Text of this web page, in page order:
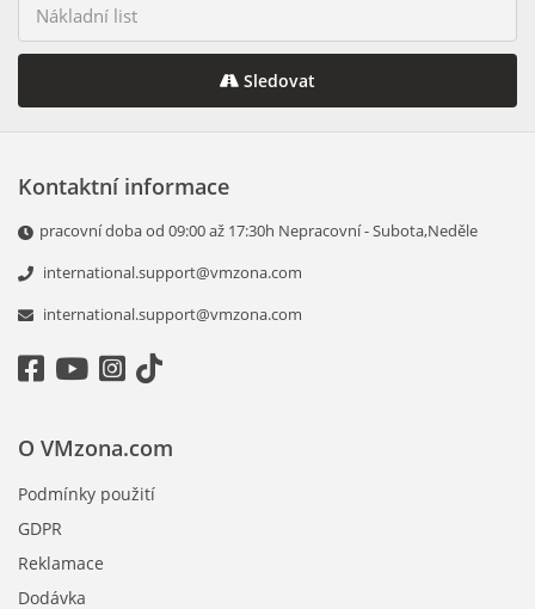
Sledovat
Kontaktní informace
pracovní doba od 09:00 až 17:30h Nepracovní - Subota,Neděle
international.support@vmzona.com
international.support@vmzona.com
O VMzona.com
Podmínky použití
GDPR
Reklamace
Dodávka